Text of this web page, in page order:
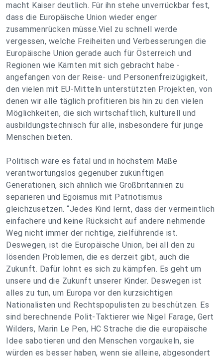
macht Kaiser deutlich. Für ihn stehe unverrückbar fest,
dass die Europäische Union wieder enger
zusammenrücken müsse.Viel zu schnell werde
vergessen, welche Freiheiten und Verbesserungen die
Europäische Union gerade auch für Österreich und
Regionen wie Kärnten mit sich gebracht habe -
angefangen von der Reise- und Personenfreizügigkeit,
den vielen mit EU-Mitteln unterstützten Projekten, von
denen wir alle täglich profitieren bis hin zu den vielen
Möglichkeiten, die sich wirtschaftlich, kulturell und
ausbildungstechnisch für alle, insbesondere für junge
Menschen bieten.
Politisch wäre es fatal und in höchstem Maße
verantwortungslos gegenüber zukünftigen
Generationen, sich ähnlich wie Großbritannien zu
separieren und Egoismus mit Patriotismus
gleichzusetzen. “Jedes Kind lernt, dass der vermeintlich
einfachere und keine Rücksicht auf andere nehmende
Weg nicht immer der richtige, zielführende ist.
Deswegen, ist die Europäische Union, bei all den zu
lösenden Problemen, die es derzeit gibt, auch die
Zukunft. Dafür lohnt es sich zu kämpfen. Es geht um
unsere und die Zukunft unserer Kinder. Deswegen ist
alles zu tun, um Europa vor den kurzsichtigen
Nationalisten und Rechtspopulisten zu beschützen. Es
sind berechnende Polit-Taktierer wie Nigel Farage, Gert
Wilders, Marin Le Pen, HC Strache die die europäische
Idee sabotieren und den Menschen vorgaukeln, sie
würden es besser haben, wenn sie alleine, abgesondert